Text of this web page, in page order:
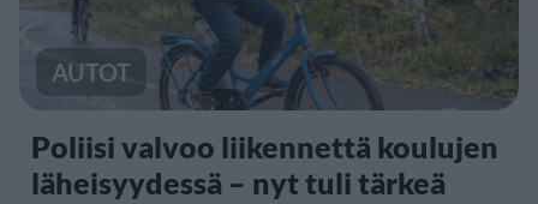
AUTOT
Poliisi valvoo liikennettä koulujen
läheisyydessä – nyt tuli tärkeä